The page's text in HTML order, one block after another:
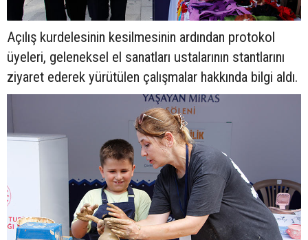
Açılış kurdelesinin kesilmesinin ardından protokol
üyeleri, geleneksel el sanatları ustalarının stantlarını
ziyaret ederek yürütülen çalışmalar hakkında bilgi aldı.